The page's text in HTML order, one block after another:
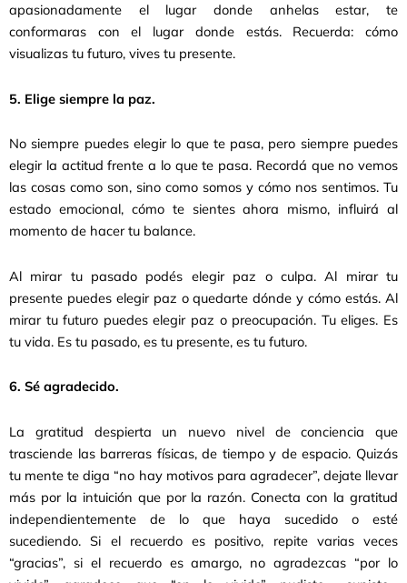
apasionadamente el lugar donde anhelas estar, te
conformaras con el lugar donde estás. Recuerda: cómo
visualizas tu futuro, vives tu presente.
5. Elige siempre la paz.
No siempre puedes elegir lo que te pasa, pero siempre puedes
elegir la actitud frente a lo que te pasa. Recordá que no vemos
las cosas como son, sino como somos y cómo nos sentimos. Tu
estado emocional, cómo te sientes ahora mismo, influirá al
momento de hacer tu balance.
Al mirar tu pasado podés elegir paz o culpa. Al mirar tu
presente puedes elegir paz o quedarte dónde y cómo estás. Al
mirar tu futuro puedes elegir paz o preocupación. Tu eliges. Es
tu vida. Es tu pasado, es tu presente, es tu futuro.
6. Sé agradecido.
La gratitud despierta un nuevo nivel de conciencia que
trasciende las barreras físicas, de tiempo y de espacio. Quizás
tu mente te diga “no hay motivos para agradecer”, dejate llevar
más por la intuición que por la razón. Conecta con la gratitud
independientemente de lo que haya sucedido o esté
sucediendo. Si el recuerdo es positivo, repite varias veces
“gracias”, si el recuerdo es amargo, no agradezcas “por lo